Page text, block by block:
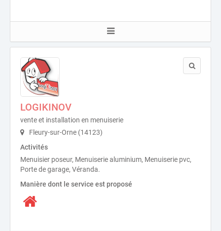
LOGIKINOV
vente et installation en menuiserie
Fleury-sur-Orne (14123)
Activités
Menuisier poseur, Menuiserie aluminium, Menuiserie pvc,
Porte de garage, Véranda.
Manière dont le service est proposé